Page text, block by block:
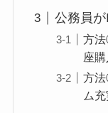
公務員
方
座
方
ム